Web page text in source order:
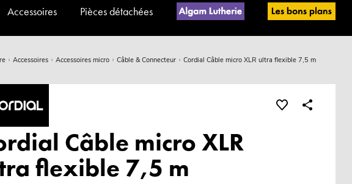
Accessoires Pièces détachées
Accessoires Accessoires micro Câble & Connecteur Cordial Câble micro XLR ultra flexible 7,5 m
Câble micro XLR
flexible 7,5 m